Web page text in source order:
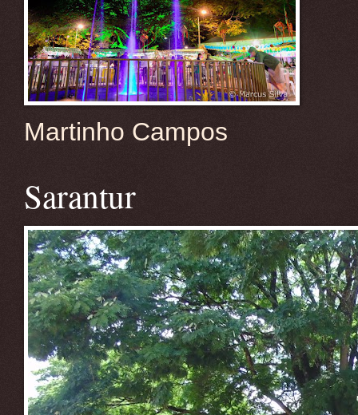
Martinho Campos
Sarantur